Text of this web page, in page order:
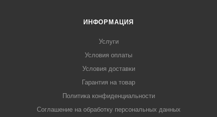
ИНФОРМАЦИЯ
Услуги
Условия оплаты
Условия доставки
Гарантия на товар
Политика конфиденциальности
Соглашение на обработку персональных данных